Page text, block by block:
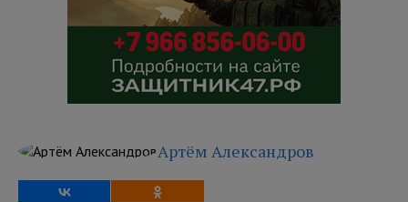
Артём Александров